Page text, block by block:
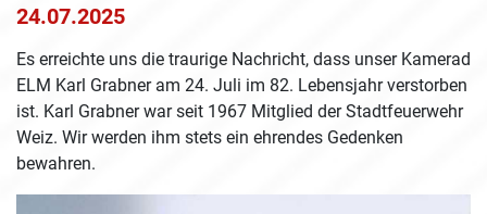
24.07.2025
Es erreichte uns die traurige Nachricht, dass unser Kamerad
ELM Karl Grabner am 24. Juli im 82. Lebensjahr verstorben
ist. Karl Grabner war seit 1967 Mitglied der Stadtfeuerwehr
Weiz. Wir werden ihm stets ein ehrendes Gedenken
bewahren.